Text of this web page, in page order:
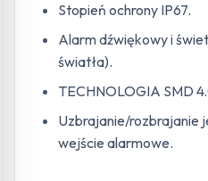
Stopień ochrony IP67.
Alarm dźwiękowy i
światła).
TECHNOLOGIA SMD
Uzbrajanie/rozbrajanie
wejście alarmowe.